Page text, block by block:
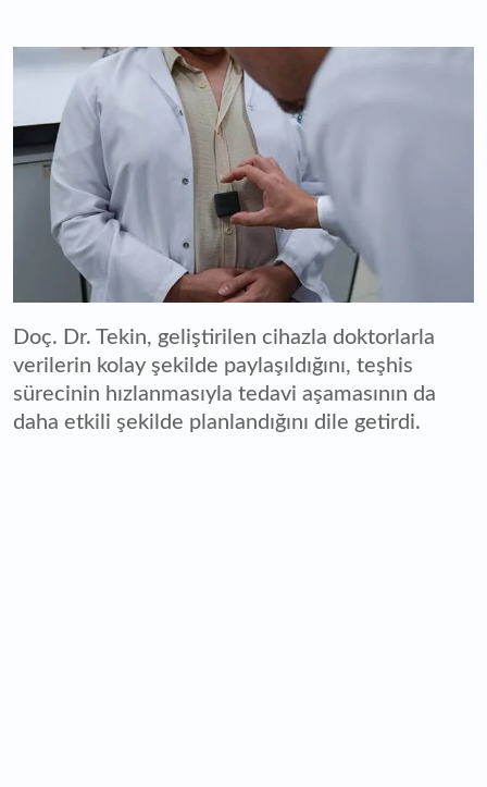
Doç. Dr. Tekin, geliştirilen cihazla doktorlarla
verilerin kolay şekilde paylaşıldığını, teşhis
sürecinin hızlanmasıyla tedavi aşamasının da
daha etkili şekilde planlandığını dile getirdi.